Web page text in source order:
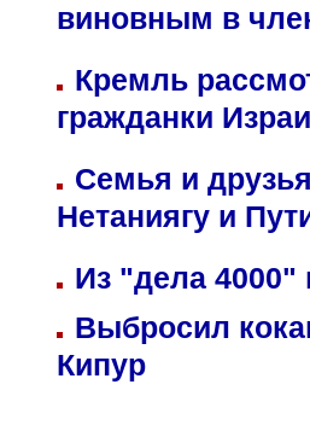
виновным в
Кремль
гражданки
Семья и
Нетаниягу и
Из "дела 4000"
Выбросил
Кипур